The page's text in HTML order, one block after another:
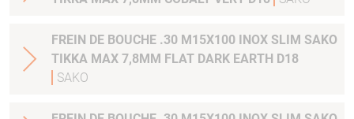
FREIN DE BOUCHE .30 M15X100 INOX SLIM SAKO
TIKKA MAX 7,8MM FLAT DARK EARTH D18
SAKO